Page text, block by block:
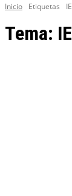
Inicio Etiquetas
Tema: